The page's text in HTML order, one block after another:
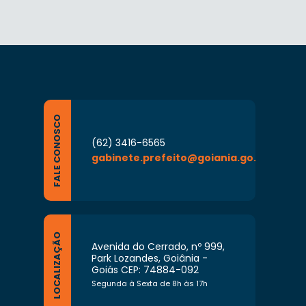
FALE CONOSCO
(62) 3416-6565
gabinete.prefeito@goiania.go.gov.br
LOCALIZAÇÃO
Avenida do Cerrado, nº 999,
Park Lozandes, Goiânia -
Goiás CEP: 74884-092
Segunda à Sexta de 8h às 17h